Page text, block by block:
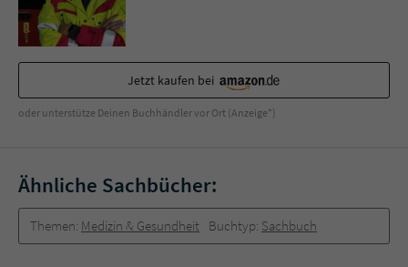
Jetzt kaufen bei
oder unterstütze Deinen Buchhändler vor Ort (Anzeige*)
Ähnliche Sachbücher:
Themen: Medizin & Gesundheit Buchtyp: Sachbuch